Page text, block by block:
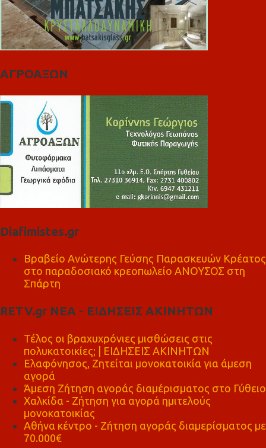
ΑΓΡΟΑΞΩΝ
Diafimistes.gr
Βραβείο Ανώτερης Γεύσης Παρασκευών Κρέατος
στο παραδοσιακό κρεοπωλείο ΑΝΟΥΣΟΣ στη
Σπάρτη
RETV.gr ΝΕΑ - ΕΙΔΗΣΕΙΣ ΑΚΙΝΗΤΩΝ
Τέλος οι βραχυχρόνιες μισθώσεις στις
πολυκατοικίες; | ΕΙΔΗΣΕΙΣ ΑΚΙΝΗΤΩΝ
Ελαφόνησος, Ζητείται μονοκατοικία για άμεση
αγορά
Άμεση Ζήτηση αγοράς διαμέρισματος στο Γύθειο
Χαλκίδα - Ζήτηση για αγορά ημιτελούς
μονοκατοικίας
Αθήνα κέντρο - Ζήτηση αγοράς διαμερίσματος με
70.000€